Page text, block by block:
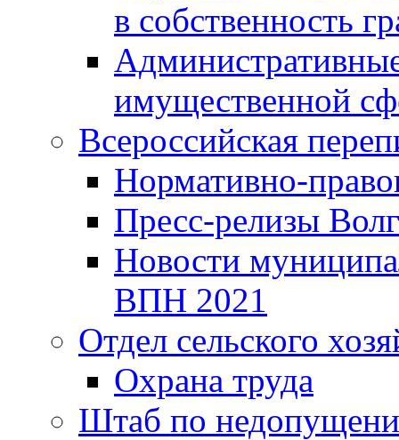
в собственность
имущественной
Всероссийская
Нормативно-
Пресс-релизы
Новости
ВПН 2021
Отдел сельского
Охрана труда
Штаб по